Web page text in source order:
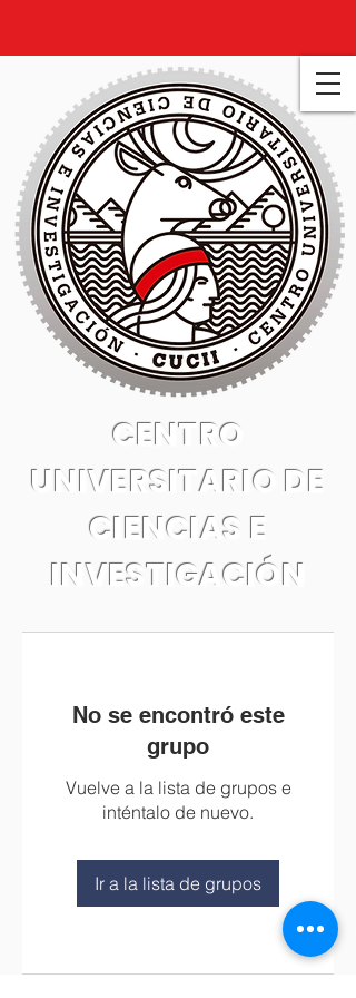
CENTRO
UNIVERSITARIO DE
CIENCIAS E
INVESTIGACIÓN
No se encontró este
grupo
Vuelve a la lista de grupos e
inténtalo de nuevo.
Ir a la lista de grupos